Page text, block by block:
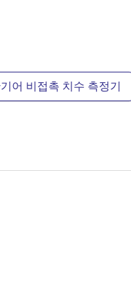
어 비접촉 치수 측정기